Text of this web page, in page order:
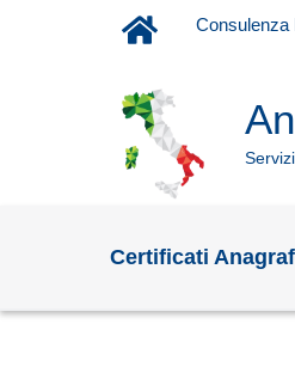
Consulenza
Certificati